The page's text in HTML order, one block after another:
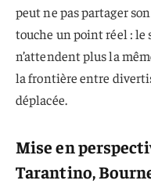
peut ne pas partager
touche un point réel :
n’attendent plus la
la frontière entre
déplacée.
Mise en
Tarantino,